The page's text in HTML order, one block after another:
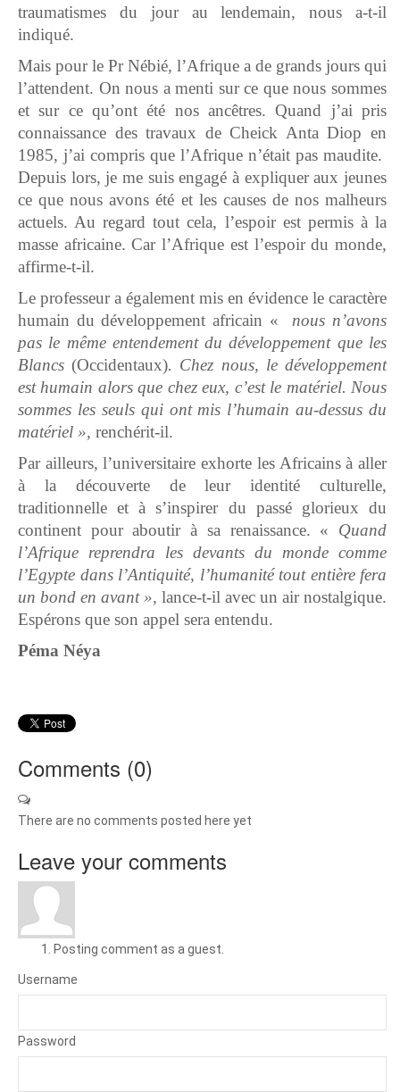
traumatismes du jour au lendemain, nous a-t-il
indiqué.
Mais pour le Pr Nébié, l’Afrique a de grands jours qui
l’attendent. On nous a menti sur ce que nous sommes
et sur ce qu’ont été nos ancêtres. Quand j’ai pris
connaissance des travaux de Cheick Anta Diop en
1985, j’ai compris que l’Afrique n’était pas maudite.
Depuis lors, je me suis engagé à expliquer aux jeunes
ce que nous avons été et les causes de nos malheurs
actuels. Au regard tout cela, l’espoir est permis à la
masse africaine. Car l’Afrique est l’espoir du monde,
affirme-t-il.
Le professeur a également mis en évidence le caractère
humain du développement africain « nous n’avons
pas le même entendement du développement que les
Blancs(Occidentaux). Chez nous, le développement
est humain alors que chez eux, c’est le matériel. Nous
sommes les seuls qui ont mis l’humain au-dessus du
matériel », renchérit-il.
Par ailleurs, l’universitaire exhorte les Africains à aller
à la découverte de leur identité culturelle,
traditionnelle et à s’inspirer du passé glorieux du
continent pour aboutir à sa renaissance. « Quand
l’Afrique reprendra les devants du monde comme
l’Egypte dans l’Antiquité, l’humanité tout entière fera
un bond en avant », lance-t-il avec un air nostalgique.
Espérons que son appel sera entendu.
Péma Néya
Comments (0)
There are no comments posted here yet
Leave your comments
Posting comment as a guest.
Username
Password